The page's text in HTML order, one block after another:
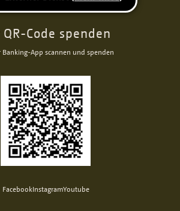
QR-Code spenden
Banking-App scannen und spenden
FacebookInstagramYoutube